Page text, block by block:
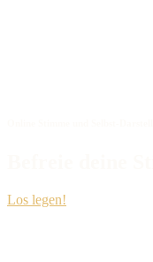
Los legen!